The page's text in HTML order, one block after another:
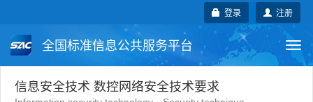
注册
登录
全国标准信息公共服务平台
国家标准 行业标准
信息安全技术 数控网络安全技术要求